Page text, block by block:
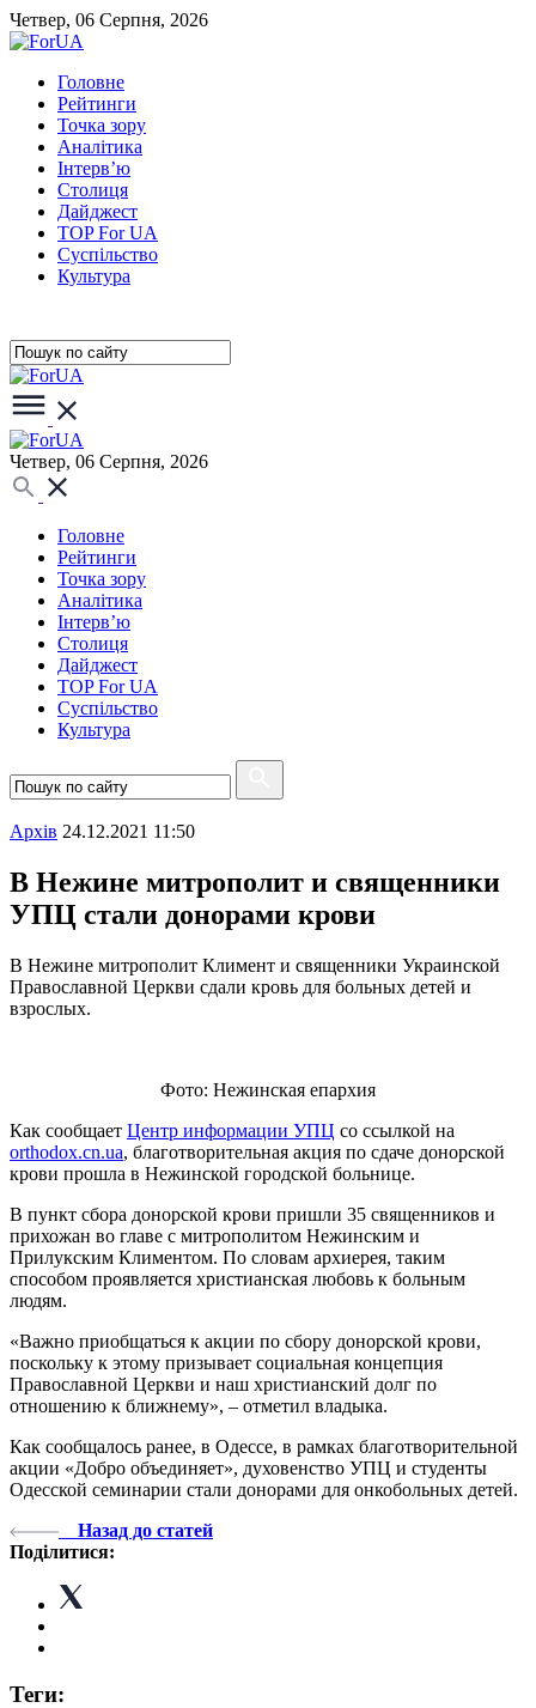
Четвер, 06 Серпня, 2026
Головне
Рейтинги
Точка зору
Аналітика
Інтерв’ю
Столиця
Дайджест
TOP For UA
Суспiльство
Культура
Четвер, 06 Серпня, 2026
Головне
Рейтинги
Точка зору
Аналітика
Інтерв’ю
Столиця
Дайджест
TOP For UA
Суспiльство
Культура
Архiв 24.12.2021 11:50
В Нежине митрополит и священники
УПЦ стали донорами крови
В Нежине митрополит Климент и священники Украинской
Православной Церкви сдали кровь для больных детей и
взрослых.
Фото: Нежинская епархия
Как сообщает Центр информации УПЦ со ссылкой на
orthodox.cn.ua, благотворительная акция по сдаче донорской
крови прошла в Нежинской городской больнице.
В пункт сбора донорской крови пришли 35 священников и
прихожан во главе с митрополитом Нежинским и
Прилукским Климентом. По словам архиерея, таким
способом проявляется христианская любовь к больным
людям.
«Важно приобщаться к акции по сбору донорской крови,
поскольку к этому призывает социальная концепция
Православной Церкви и наш христианский долг по
отношению к ближнему», – отметил владыка.
Как сообщалось ранее, в Одессе, в рамках благотворительной
акции «Добро объединяет», духовенство УПЦ и студенты
Одесской семинарии стали донорами для онкобольных детей.
Назад до статей
Поділитися:
Теги: